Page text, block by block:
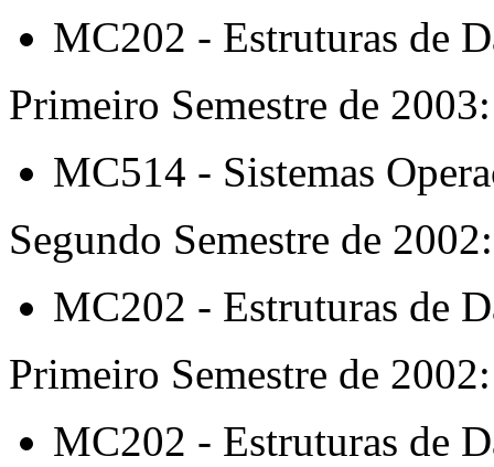
MC202 - Estruturas de
Primeiro Semestre de 2003:
MC514 - Sistemas
Segundo Semestre de 2002:
MC202 - Estruturas de
Primeiro Semestre de 2002:
MC202 - Estruturas de